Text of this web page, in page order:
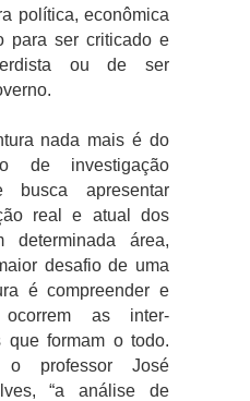
política, econômica
para ser criticado e
ou de ser
nada mais é do
de investigação
busca apresentar
real e atual dos
determinada área,
desafio de uma
é compreender e
ocorrem as inter-
que formam o todo.
professor José
“a análise de